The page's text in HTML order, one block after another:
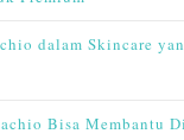
dalam Skincare
Bisa Membantu